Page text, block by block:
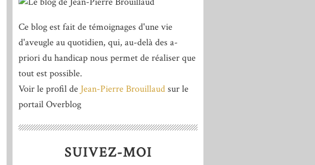
Ce blog est fait de témoignages d'une vie
d'aveugle au quotidien, qui, au-delà des a-
priori du handicap nous permet de réaliser que
tout est possible.
Voir le profil de Jean-Pierre Brouillaudsur le
portail Overblog
SUIVEZ-MOI